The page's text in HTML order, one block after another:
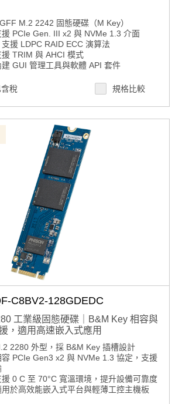
M.2 2242 固態硬碟（M Key）
PCIe Gen. III x2 與 NVMe 1.3 介面
援 LDPC RAID ECC 演算法
TRIM 與 AHCI 模式
GUI 管理工具與軟體 API 套件
稅 規格比較
C8BV2-128GDEDC
工業級固態硬碟｜B&M Key 相容與
，適用高速嵌入式應用
2280 外型，採 B&M Key 插槽設計
PCIe Gen3 x2 與 NVMe 1.3 協定，支援
0 C 至 70°C 寬溫環境，提升設備可靠度
於高效能嵌入式平台與輕薄工控主機板